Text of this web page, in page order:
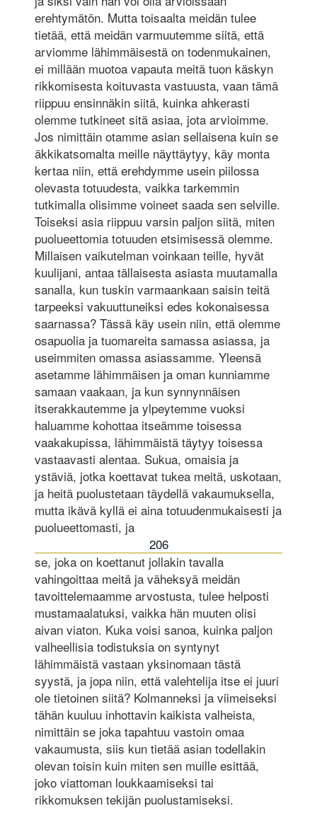
erehtymätön. Mutta toisaalta meidän tulee
tietää, että meidän varmuutemme siitä, että
arviomme lähimmäisestä on todenmukainen,
ei millään muotoa vapauta meitä tuon käskyn
rikkomisesta koituvasta vastuusta, vaan tämä
riippuu ensinnäkin siitä, kuinka ahkerasti
olemme tutkineet sitä asiaa, jota arvioimme.
Jos nimittäin otamme asian sellaisena kuin se
äkkikatsomalta meille näyttäytyy, käy monta
kertaa niin, että erehdymme usein piilossa
olevasta totuudesta, vaikka tarkemmin
tutkimalla olisimme voineet saada sen selville.
Toiseksi asia riippuu varsin paljon siitä, miten
puolueettomia totuuden etsimisessä olemme.
Millaisen vaikutelman voinkaan teille, hyvät
kuulijani, antaa tällaisesta asiasta muutamalla
sanalla, kun tuskin varmaankaan saisin teitä
tarpeeksi vakuuttuneiksi edes kokonaisessa
saarnassa? Tässä käy usein niin, että olemme
osapuolia ja tuomareita samassa asiassa, ja
useimmiten omassa asiassamme. Yleensä
asetamme lähimmäisen ja oman kunniamme
samaan vaakaan, ja kun synnynnäisen
itserakkautemme ja ylpeytemme vuoksi
haluamme kohottaa itseämme toisessa
vaakakupissa, lähimmäistä täytyy toisessa
vastaavasti alentaa. Sukua, omaisia ja
ystäviä, jotka koettavat tukea meitä, uskotaan,
ja heitä puolustetaan täydellä vakaumuksella,
mutta ikävä kyllä ei aina totuudenmukaisesti ja
puolueettomasti, ja
206
se, joka on koettanut jollakin tavalla
vahingoittaa meitä ja väheksyä meidän
tavoittelemaamme arvostusta, tulee helposti
mustamaalatuksi, vaikka hän muuten olisi
aivan viaton. Kuka voisi sanoa, kuinka paljon
valheellisia todistuksia on syntynyt
lähimmäistä vastaan yksinomaan tästä
syystä, ja jopa niin, että valehtelija itse ei juuri
ole tietoinen siitä? Kolmanneksi ja viimeiseksi
tähän kuuluu inhottavin kaikista valheista,
nimittäin se joka tapahtuu vastoin omaa
vakaumusta, siis kun tietää asian todellakin
olevan toisin kuin miten sen muille esittää,
joko viattoman loukkaamiseksi tai
rikkomuksen tekijän puolustamiseksi.